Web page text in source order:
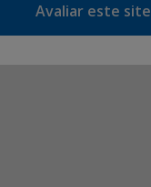
Avaliar este site